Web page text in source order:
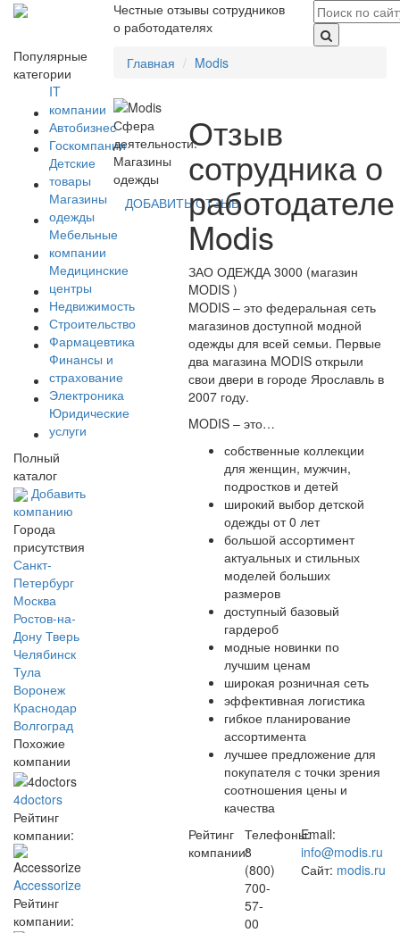
Честные отзывы сотрудников
о работодателях
Популярные
категории
IT
компании
Автобизнес
Госкомпании
Детские
товары
Магазины
одежды
Мебельные
компании
Медицинские
центры
Недвижимость
Строительство
Фармацевтика
Финансы и
страхование
Электроника
Юридические
услуги
Полный
каталог
Добавить
компанию
Города
присутствия
Санкт-
Петербург
Москва
Ростов-на-
Дону Тверь
Челябинск
Тула
Воронеж
Краснодар
Волгоград
Похожие
компании
4doctors
Рейтинг
компании:
Accessorize
Рейтинг
компании:
Главная Modis
Сфера
деятельности:
Магазины
одежды
ДОБАВИТЬ ОТЗЫВ
Отзыв
сотрудника о
работодателе
Modis
ЗАО ОДЕЖДА 3000 (магазин
MODIS )
MODIS – это федеральная сеть
магазинов доступной модной
одежды для всей семьи. Первые
два магазина MODIS открыли
свои двери в городе Ярославль в
2007 году.
MODIS – это…
собственные коллекции
для женщин, мужчин,
подростков и детей
широкий выбор детской
одежды от 0 лет
большой ассортимент
актуальных и стильных
моделей больших
размеров
доступный базовый
гардероб
модные новинки по
лучшим ценам
широкая розничная сеть
эффективная логистика
гибкое планирование
ассортимента
лучшее предложение для
покупателя с точки зрения
соотношения цены и
качества
Рейтинг
компании:
Телефоны:
8
(800)
700-
57-
00
Email:
info@modis.ru
Сайт: modis.ru